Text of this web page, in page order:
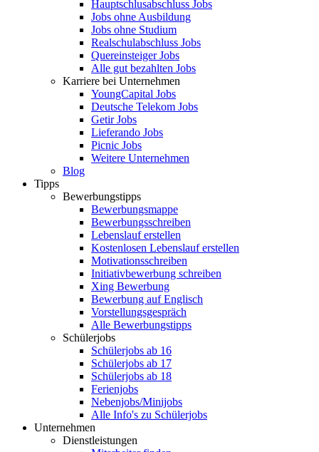
Hauptschlusabschluss Jobs
Jobs ohne Ausbildung
Jobs ohne Studium
Realschulabschluss Jobs
Quereinsteiger Jobs
Alle gut bezahlten Jobs
Karriere bei Unternehmen
YoungCapital Jobs
Deutsche Telekom Jobs
Getir Jobs
Lieferando Jobs
Picnic Jobs
Weitere Unternehmen
Blog
Tipps
Bewerbungstipps
Bewerbungsmappe
Bewerbungsschreiben
Lebenslauf erstellen
Kostenlosen Lebenslauf erstellen
Motivationsschreiben
Initiativbewerbung schreiben
Xing Bewerbung
Bewerbung auf Englisch
Vorstellungsgespräch
Alle Bewerbungstipps
Schülerjobs
Schülerjobs ab 16
Schülerjobs ab 17
Schülerjobs ab 18
Ferienjobs
Nebenjobs/Minijobs
Alle Info's zu Schülerjobs
Unternehmen
Dienstleistungen